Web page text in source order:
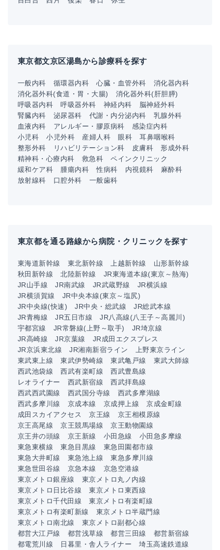
東京都文京区湯島から診療科を探す
一般内科 循環器内科 心臓・血管外科
消化器内科
消化器外科(食道・胃・大腸)
消化器外科(肝胆膵)
呼吸器内科
呼吸器外科 神経内科
脳神経外科
腎臓内科
泌尿器科 代謝・内分泌内科
乳腺外科
血液内科
アレルギー・膠原病科
感染症内科
小児科
小児外科 産婦人科 眼科
耳鼻咽喉科
整形外科
リハビリテーション科 皮膚科
形成外科
精神科・心療内科
救急科
ペインクリニック
緩和ケア科
腫瘍内科 性病科 内視鏡科
麻酔科
放射線科
口腔外科 一般歯科
東京都を通る路線から病院・クリニックを探す
東海道新幹線 東北新幹線 上越新幹線
山形新幹線
秋田新幹線
北陸新幹線
JR東海道本線(東京～熱海)
JR山手線
JR南武線 JR武蔵野線
JR横浜線
JR横須賀線
JR中央本線(東京～塩尻)
JR中央線(快速)
JR中央・総武線
JR総武本線
JR青梅線
JR五日市線
JR八高線(八王子～高麗川)
宇都宮線
JR常磐線(上野～取手)
JR埼京線
JR高崎線
JR京葉線
JR成田エクスプレス
JR京浜東北線
JR湘南新宿ライン
上野東京ライン
東武東上線
東武伊勢崎線 東武亀戸線
東武大師線
西武池袋線
西武有楽町線
西武豊島線
レオライナー
西武新宿線
西武拝島線
西武西武園線
西武国分寺線
西武多摩湖線
西武多摩川線
京成本線 京成押上線
京成金町線
成田スカイアクセス
京王線
京王相模原線
京王高尾線
京王競馬場線
京王動物園線
京王井の頭線
京王新線 小田急線
小田急多摩線
東急東横線
東急目黒線
東急田園都市線
東急大井町線
東急池上線
東急多摩川線
東急世田谷線
京急本線
京急空港線
東京メトロ銀座線
東京メトロ丸ノ内線
東京メトロ日比谷線
東京メトロ東西線
東京メトロ千代田線
東京メトロ有楽町線
東京メトロ有楽町新線
東京メトロ半蔵門線
東京メトロ南北線
東京メトロ副都心線
都営大江戸線
都営浅草線 都営三田線
都営新宿線
都電荒川線
日暮里・舎人ライナー
埼玉高速鉄道線